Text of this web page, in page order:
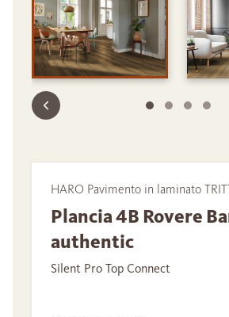
HARO Pavimento in laminato
Plancia 4B Rovere
authentic
Silent Pro Top Connect